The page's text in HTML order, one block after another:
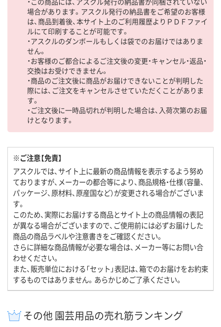
場合があります。アスクル発行の納品書をご希望のお客様
は、商品到着後、本サイト上のご利用履歴よりＰＤＦファイ
ルにて印刷することが可能です。
・アスクルのダンボールもしくは袋でのお届けではありま
せん。
・お客様のご都合によるご注文後の変更・キャンセル・返品・
交換はお受けできません。
・商品のご注文後に商品がお届けできないことが判明した
際には、ご注文をキャンセルさせていただくことがありま
す。
・ご注文後に一時品切れが判明した場合は、入荷次第のお届
けとなります。
※ご注意【免責】
アスクルでは、サイト上に最新の商品情報を表示するよう努め
ておりますが、メーカーの都合等により、商品規格・仕様（容量、
パッケージ、原材料、原産国など）が変更される場合がございま
す。
このため、実際にお届けする商品とサイト上の商品情報の表記
が異なる場合がございますので、ご使用前には必ずお届けした
商品の商品ラベルや注意書きをご確認ください。
さらに詳細な商品情報が必要な場合は、メーカー等にお問い合
わせください。
また、販売単位における「セット」表記は、箱でのお届けをお約束
するものではありません。あらかじめご了承ください。
その他 園芸用品の売れ筋ランキング